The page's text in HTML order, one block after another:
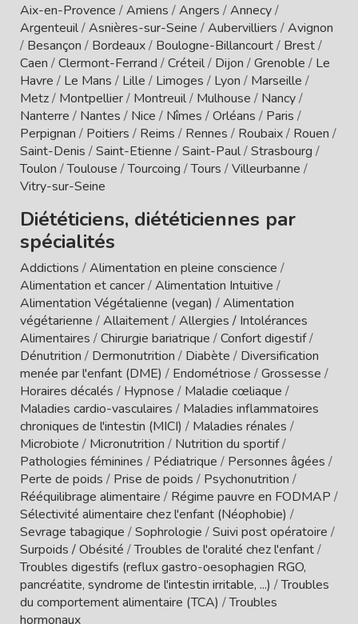
Aix-en-Provence /Amiens /Angers /Annecy/
Argenteuil/Asnières-sur-Seine /Aubervilliers /Avignon
/ Besançon / Bordeaux/ Boulogne-Billancourt/ Brest/
Caen /Clermont-Ferrand /Créteil/ Dijon /Grenoble / Le
Havre / Le Mans / Lille / Limoges / Lyon / Marseille /
Metz/ Montpellier/ Montreuil/ Mulhouse / Nancy/
Nanterre / Nantes / Nice / Nîmes /Orléans / Paris /
Perpignan / Poitiers / Reims / Rennes / Roubaix/ Rouen /
Saint-Denis /Saint-Etienne /Saint-Paul/Strasbourg /
Toulon /Toulouse /Tourcoing /Tours /Villeurbanne /
Vitry-sur-Seine
Diététiciens, diététiciennes par
spécialités
Addictions /Alimentation en pleine conscience /
Alimentation et cancer/Alimentation Intuitive /
Alimentation Végétalienne (vegan) /Alimentation
végétarienne /Allaitement/Allergies / Intolérances
Alimentaires /Chirurgie bariatrique /Confort digestif/
Dénutrition / Dermonutrition / Diabète / Diversification
menée par l'enfant (DME) / Endométriose /Grossesse /
Horaires décalés / Hypnose / Maladie cœliaque /
Maladies cardio-vasculaires / Maladies inflammatoires
chroniques de l'intestin (MICI) / Maladies rénales /
Microbiote / Micronutrition / Nutrition du sportif/
Pathologies féminines / Pédiatrique / Personnes âgées /
Perte de poids / Prise de poids / Psychonutrition /
Rééquilibrage alimentaire / Régime pauvre en FODMAP /
Sélectivité alimentaire chez l'enfant (Néophobie) /
Sevrage tabagique /Sophrologie /Suivi post opératoire /
Surpoids / Obésité /Troubles de l'oralité chez l'enfant/
Troubles digestifs (reflux gastro-oesophagien RGO,
pancréatite, syndrome de l'intestin irritable, ...) /Troubles
du comportement alimentaire (TCA) /Troubles
hormonaux